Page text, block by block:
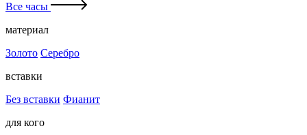
Все часы
материал
Золото Серебро
вставки
Без вставки Фианит
для кого